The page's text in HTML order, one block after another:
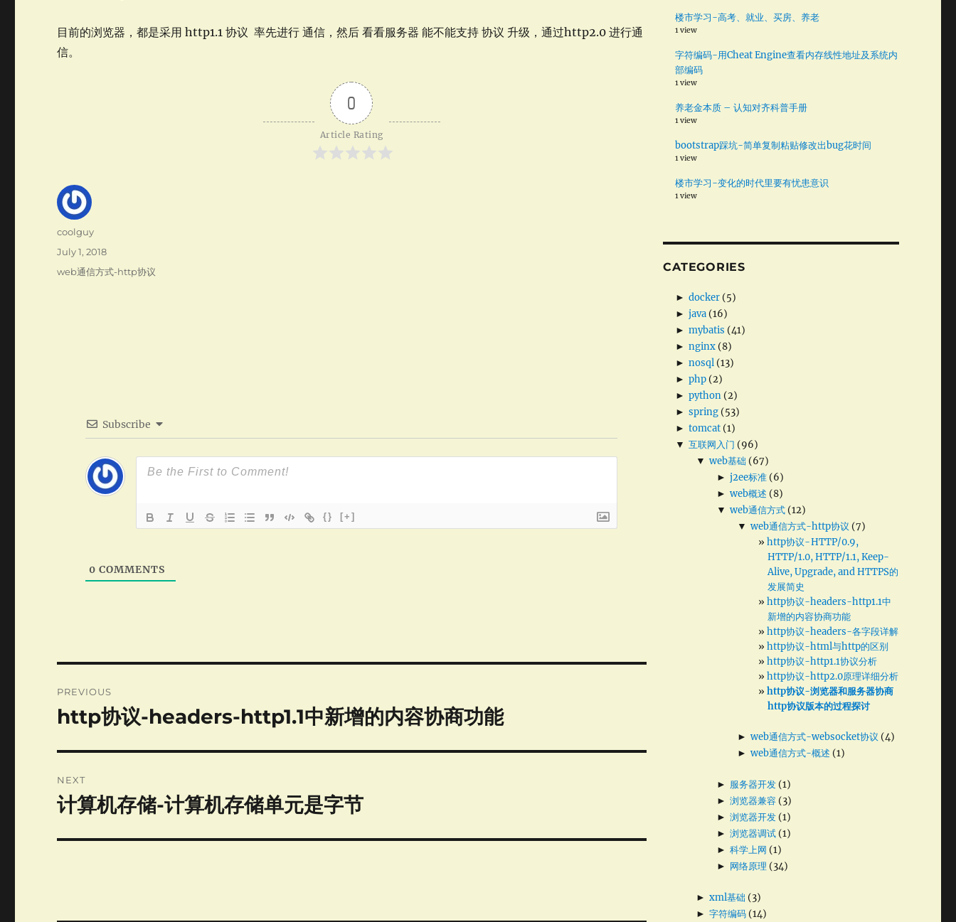
目前的浏览器，都是采用 http1.1 协议 率先进行 通信，然后 看看服务器 能不能支持 协议 升级，通过http2.0 进行通
信。
0
Article Rating
Author
coolguy
Posted
July 1, 2018
Categories
web通信方式-http协议
Subscribe
{} [+]
0 COMMENTS
navigation
PREVIOUS
Previous
http协议-headers-http1.1中新增的内容协商功能
NEXT
Next
计算机存储-计算机存储单元是字节
楼市学习-高考、就业、买房、养老
1 view
字符编码-用Cheat Engine查看内存线性地址及系统内
部编码
1 view
养老金本质 – 认知对齐科普手册
1 view
bootstrap踩坑-简单复制粘贴修改出bug花时间
1 view
楼市学习-变化的时代里要有忧患意识
1 view
CATEGORIES
► docker(5)
► java(16)
► mybatis (41)
► nginx(8)
► nosql(13)
► php(2)
► python(2)
► spring(53)
► tomcat(1)
▼ 互联网入门 (96)
▼ web基础 (67)
► j2ee标准 (6)
► web概述 (8)
▼ web通信方式 (12)
▼ web通信方式-http协议 (7)
http协议- HTTP/0.9,
HTTP/1.0, HTTP/1.1, Keep-
Alive, Upgrade, and HTTPS的
发展简史
http协议-headers-http1.1中
新增的内容协商功能
http协议-headers-各字段详解
http协议-html与http的区别
http协议-http1.1协议分析
http协议-http2.0原理详细分析
http协议-浏览器和服务器协商
http协议版本的过程探讨
► web通信方式-websocket协议 (4)
► web通信方式-概述 (1)
► 服务器开发 (1)
► 浏览器兼容 (3)
► 浏览器开发 (1)
► 浏览器调试 (1)
► 科学上网 (1)
► 网络原理 (34)
► xml基础 (3)
► 字符编码(14)